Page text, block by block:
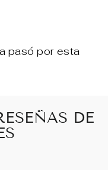
pasó por esta
DE